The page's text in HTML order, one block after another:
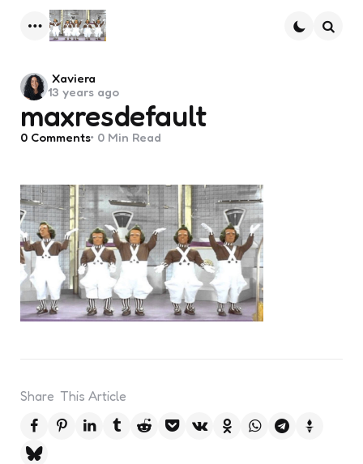
Menu
maxresdefault
Posted
by
Xaviera
13 years ago
0 Comments 0 Min Read
Share This Article